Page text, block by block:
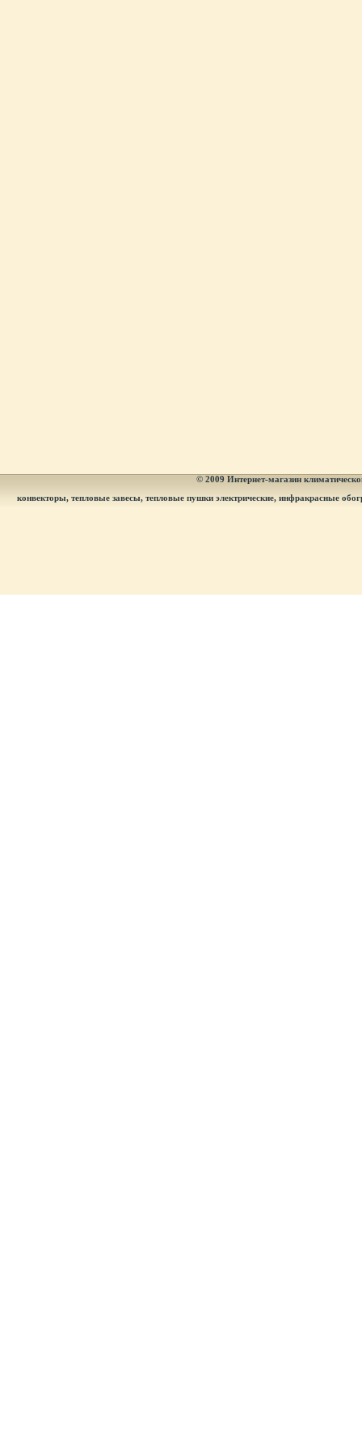
© 2009 Интернет-магазин
конвекторы, тепловые завесы, тепловые пушки электрические, инфракрасные